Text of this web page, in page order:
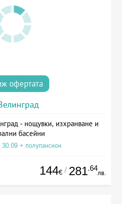
офертата
- нощувки, изхранване и
басейни
+ полупансион
144€ / 281.64
лв.